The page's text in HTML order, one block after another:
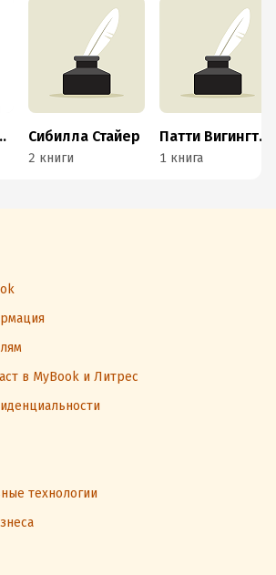
Сибилла Стайер
2 книги
Патти Вигингтон
1 книга
в MyBook и Литрес
технологии